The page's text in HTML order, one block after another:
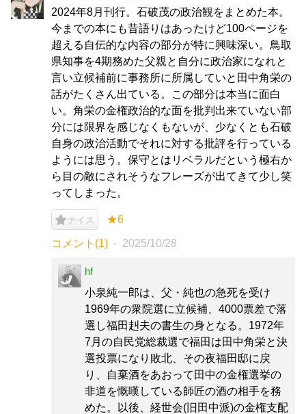
2024年8月刊行。石破茂の政治観をまとめた本。
今までの本にも昔語りはあったけど100ページを
超える自伝的な内容の部分が特に興味深い。鳥取
県知事を4期務めた父親と自分に政治家になれと
言い立候補前に事務所に所属していと田中角栄の
話がたくさん出ている。この部分は本当に面白
い。角栄の金権政治的な面を批判出来ていない部
分には限界を感じなくもないが、少なくとも石破
自身の政治活動でそれに対する批評を行っている
ようには思う。保守とはリベラルだという極右か
ら目の敵にされそうなフレーズが出てきて少し笑
ってしまった。
ナイス ★6
コメント(1) 2025/10/28
hf
小泉純一郎は、父・純也の急死を受け
1969年の衆院選に立候補、4000票差で落
選し福田赳夫の書生の身となる。1972年
7月の自民党総裁選で福田は田中角栄と決
選投票になり敗北、その夜福田邸に戻
り、自棄酒をあおって田中の金権選挙の
非道を慨嘆している師匠の酒の相手を務
めた。以後、経世会(旧田中派)の金権支配